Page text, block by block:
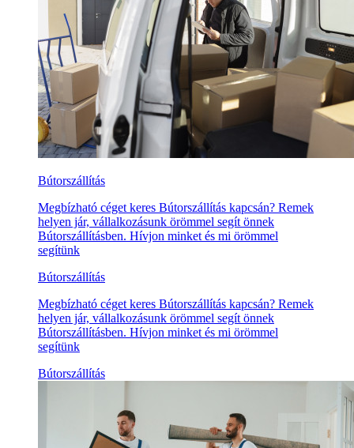
Bútorszállítás
Megbízható céget keres Bútorszállítás kapcsán? Remek
helyen jár, vállalkozásunk örömmel segít önnek
Bútorszállításben. Hívjon minket és mi örömmel
segítünk
Bútorszállítás
Megbízható céget keres Bútorszállítás kapcsán? Remek
helyen jár, vállalkozásunk örömmel segít önnek
Bútorszállításben. Hívjon minket és mi örömmel
segítünk
Bútorszállítás